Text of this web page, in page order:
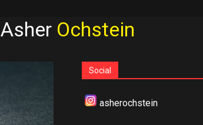
Asher Ochstein
Social
asherochstein